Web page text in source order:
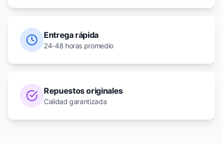
Entrega rápida
24-48 horas promedio
Repuestos originales
Calidad garantizada